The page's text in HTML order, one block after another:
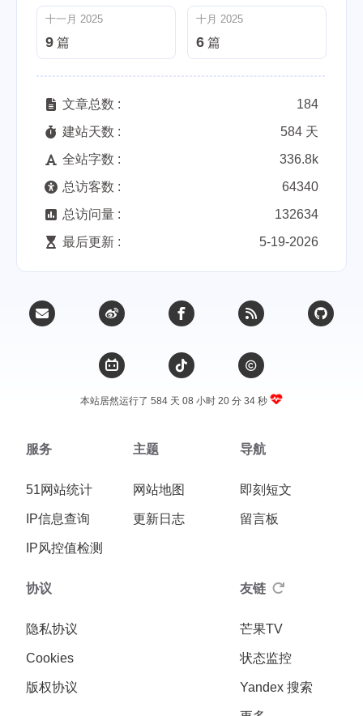
十一月 2025
9 篇
十月 2025
6 篇
文章总数 :
184
建站天数 :
584 天
全站字数 :
336.8k
总访客数 :
64340
总访问量 :
132634
最后更新 :
5-19-2026
本站居然运行了 584 天 08 小时 20 分 34 秒
服务
51网站统计
IP信息查询
IP风控值检测
主题
网站地图
更新日志
导航
即刻短文
留言板
协议
隐私协议
Cookies
版权协议
友链
芒果TV
状态监控
Yandex 搜索